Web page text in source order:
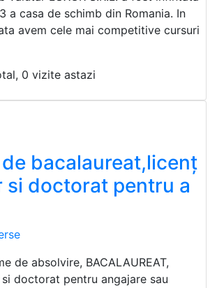
a casa de schimb din Romania. In
avem cele mai competitive cursuri
0 vizite astazi
bacalaureat,licenț
si doctorat pentru a
de absolvire, BACALAUREAT,
doctorat pentru angajare sau